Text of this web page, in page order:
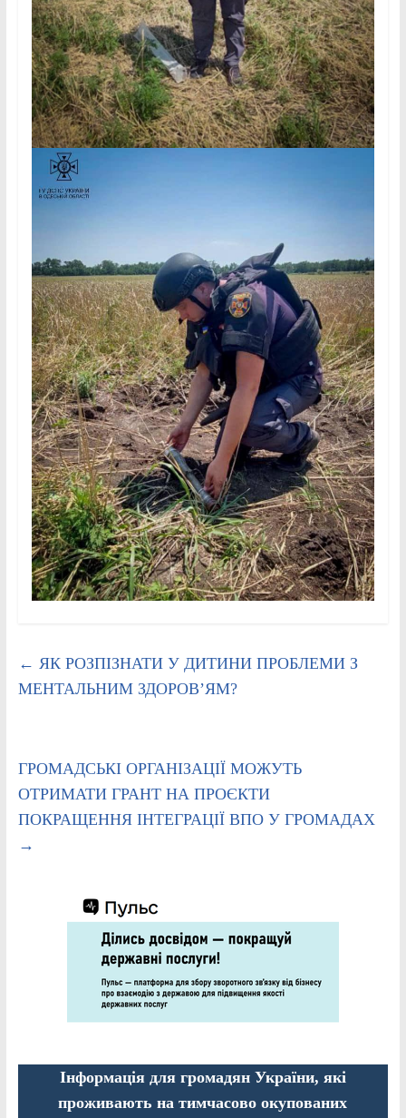
← ЯК РОЗПІЗНАТИ У ДИТИНИ ПРОБЛЕМИ З
МЕНТАЛЬНИМ ЗДОРОВ’ЯМ?
ГРОМАДСЬКІ ОРГАНІЗАЦІЇ МОЖУТЬ
ОТРИМАТИ ГРАНТ НА ПРОЄКТИ
ПОКРАЩЕННЯ ІНТЕГРАЦІЇ ВПО У ГРОМАДАХ
→
Інформація для громадян України, які
проживають на тимчасово окупованих